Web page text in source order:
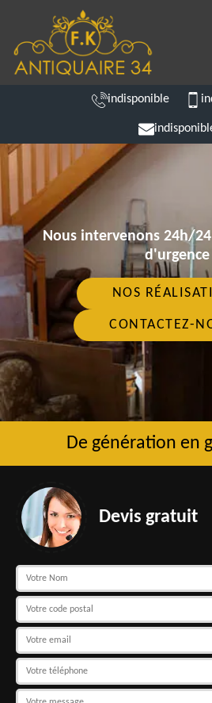
indisponible
Nous intervenons 24h/
d'urgence
NOS
CONTACTEZ-
De génération en
Devis gratuit